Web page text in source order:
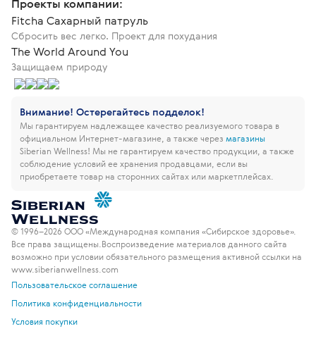
Проекты компании:
Fitcha Сахарный патруль
Сбросить вес легко. Проект для похудания
The World Around You
Защищаем природу
Внимание! Остерегайтесь подделок!
Мы гарантируем надлежащее качество реализуемого товара в
официальном Интернет-магазине, а также через магазины
Siberian Wellness! Мы не гарантируем качество продукции, а также
соблюдение условий ее хранения продавцами, если вы
приобретаете товар на сторонних сайтах или маркетплейсах.
© 1996–2026 ООО «Международная компания «Сибирское здоровье».
Все права защищены. Воспроизведение материалов данного сайта
возможно при условии обязательного размещения активной ссылки на
www.siberianwellness.com
Пользовательское соглашение
Политика конфиденциальности
Условия покупки